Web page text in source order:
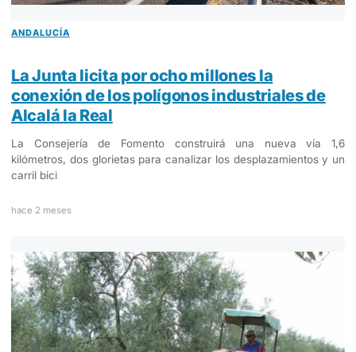
ANDALUCÍA
La Junta licita por ocho millones la
conexión de los polígonos industriales de
Alcalá la Real
La Consejería de Fomento construirá una nueva vía 1,6
kilómetros, dos glorietas para canalizar los desplazamientos y un
carril bici
hace 2 meses